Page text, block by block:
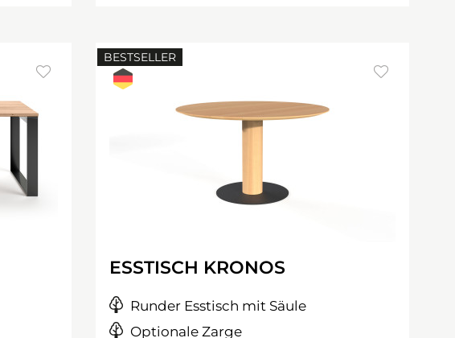
BESTSELLER
ESSTISCH KRONOS
Runder Esstisch mit Säule
Optionale Zarge